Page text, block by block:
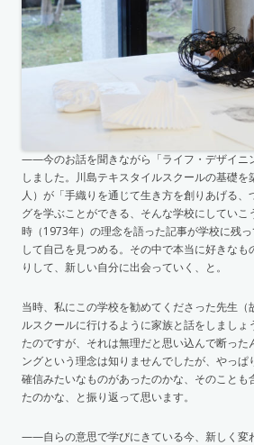
——今のお話を聞きながら「ライフ・デザイニ
しました。川島テキスタイルスクールの基礎を
人）が「手織りを通じて生き方を創りあげる
グを学ぶことができる、そんな学校にしていこ
時（1973年）の理念を語った記事が学校に残
して自己を見つめる。その中で本当に好きな
りして、新しい自分に出会っていく、と。
当時、私にこの学校を勧めてくださった先生（
ルスクールに行けるように家族と話をしましょ
たのですが、それは無理だと思い込んで断った
ングという理念は知りませんでしたが、やっ
確信みたいなものがあったのかな、そのことも
たのかな、と振り返って思います。
——自らの意思で学びにきている今、新しく変